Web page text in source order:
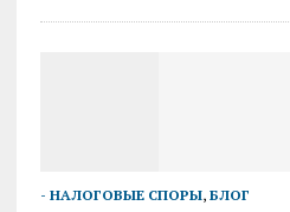
- НАЛОГОВЫЕ СПОРЫ, БЛОГ